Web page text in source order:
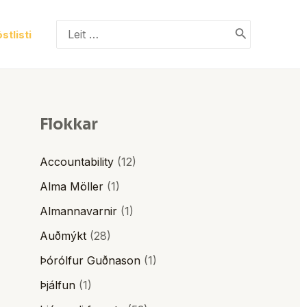
Search
for:
Flokkar
Accountability (12)
Alma Möller (1)
Almannavarnir (1)
Auðmýkt (28)
Þórólfur Guðnason (1)
Þjálfun (1)